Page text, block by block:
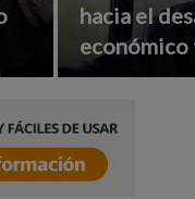
hacia el